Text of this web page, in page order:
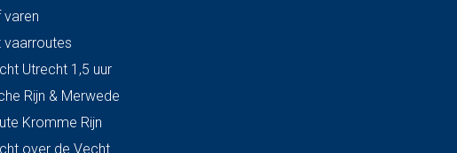
varen
vaarroutes
Utrecht 1,5 uur
Rijn & Merwede
Kromme Rijn
over de Vecht